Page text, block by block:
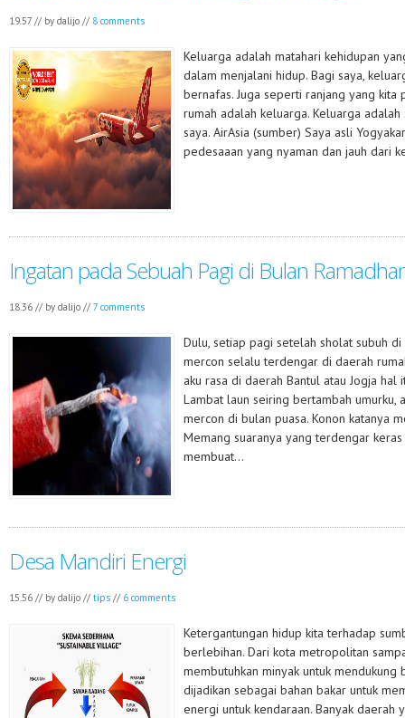
19.57 // by dalijo // 8 comments
Keluarga adalah matahari kehidupan
dalam menjalani hidup. Bagi saya,
bernafas. Juga seperti ranjang yang kita
rumah adalah keluarga. Keluarga
saya. AirAsia (sumber) Saya asli
pedesaaan yang nyaman dan jauh dari
Ingatan pada Sebuah Pagi di Bulan
18.36 // by dalijo // 7 comments
Dulu, setiap pagi setelah sholat subuh
mercon selalu terdengar di daerah
aku rasa di daerah Bantul atau Jogja
Lambat laun seiring bertambah umurku,
mercon di bulan puasa. Konon katanya
Memang suaranya yang terdengar
membuat...
Desa Mandiri Energi
15.56 // by dalijo // tips // 6 comments
Ketergantungan hidup kita terhadap
berlebihan. Dari kota metropolitan
membutuhkan minyak untuk
dijadikan sebagai bahan bakar untuk
energi untuk kendaraan. Banyak